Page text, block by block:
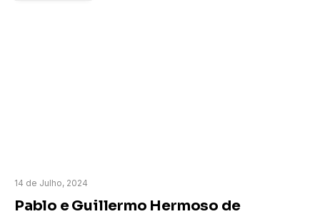
14 de Julho, 2024
Pablo e Guillermo Hermoso de